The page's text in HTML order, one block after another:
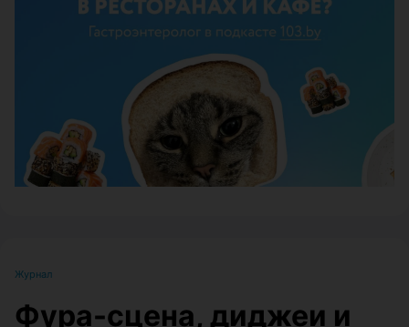
Журнал
Фура-сцена, диджеи и